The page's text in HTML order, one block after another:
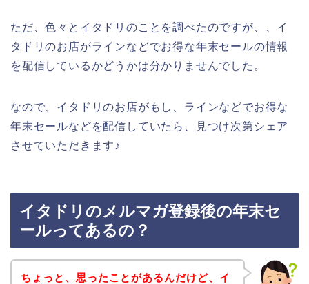
ただ、色々とイタドリのことを調べたのですが、、イ
タドリのお店がラインなどでお得な年末セールの情報
を配信しているかどうかは分かりませんでした。
なので、イタドリのお店がもし、ラインなどでお得な
年末セールなどを配信していたら、見つけ次第シェア
させていただきます♪
イタドリのメルマガ登録後の年末セ
ールってあるの？
ちょっと、思ったことがあるんだけど、イ